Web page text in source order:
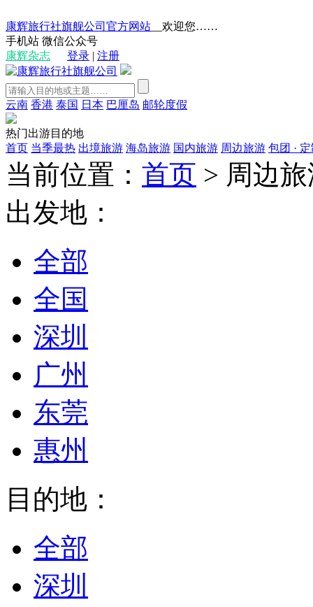
康辉旅行社旗舰公司官方网站 __欢迎您……
手机站 微信公众号
康辉杂志
登录 | 注册
云南 香港 泰国 日本 巴厘岛 邮轮度假
热门出游目的地
首页 当季最热 出境旅游 海岛旅游 国内旅游 周边旅游 包团 ·
当前位置： 首页 > 周边
出发地：
全部
全国
深圳
广州
东莞
惠州
目的地：
全部
深圳